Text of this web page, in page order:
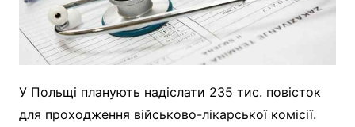
У Польщі планують надіслати 235 тис. повісток
для проходження військово-лікарської комісії.